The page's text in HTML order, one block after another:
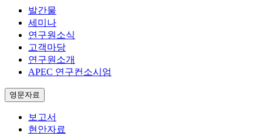
발간물
세미나
연구원소식
고객마당
연구원소개
APEC 연구컨소시엄
영문자료
보고서
현안자료